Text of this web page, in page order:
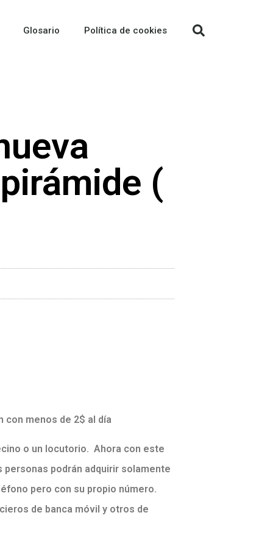
Glosario Política de cookies
(
con menos de 2$ al día
o un locutorio. Ahora con este
podrán adquirir solamente
pero con su propio número.
de banca móvil y otros de